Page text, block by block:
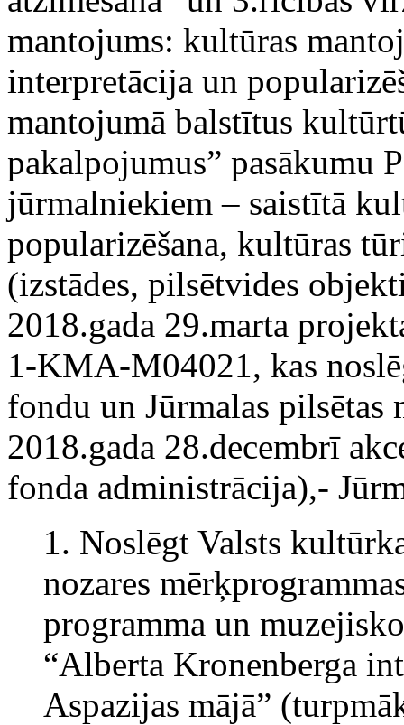
mantojums: kultūras
interpretācija un
mantojumā balstītus
pakalpojumus” pasākumu
jūrmalniekiem – saistītā
popularizēšana, kultūras
(izstādes, pilsētvides
2018.gada 29.marta
1-KMA-M04021, kas
fondu un Jūrmalas
2018.gada 28.decembrī
fonda administrācija),-
1. Noslēgt Valsts
nozares
programma un
“Alberta Kronenberga
Aspazijas mājā”